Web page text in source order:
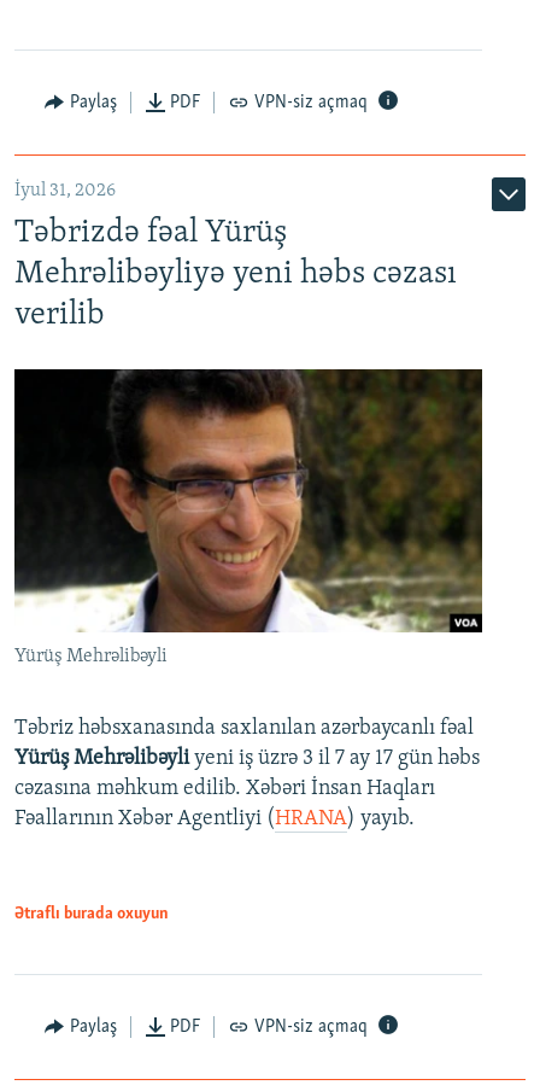
Paylaş PDF VPN-siz açmaq
İyul 31, 2026
Təbrizdə fəal Yürüş
Mehrəlibəyliyə yeni həbs cəzası
verilib
Yürüş Mehrəlibəyli
Təbriz həbsxanasında saxlanılan azərbaycanlı fəal
Yürüş Mehrəlibəyliyeni iş üzrə 3 il 7 ay 17 gün həbs
cəzasına məhkum edilib. Xəbəri İnsan Haqları
Fəallarının Xəbər Agentliyi (HRANA) yayıb.
Ətraflı burada oxuyun
Paylaş PDF VPN-siz açmaq